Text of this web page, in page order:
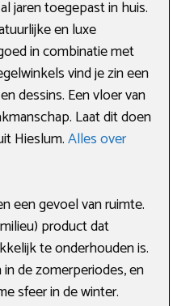
jaren toegepast in huis.
en luxe
in combinatie met
vind je zin een
dessins. Een vloer van
Laat dit doen
Hieslum.Alles over
een gevoel van ruimte.
product dat
te onderhouden is.
de zomerperiodes, en
sfeer in de winter.